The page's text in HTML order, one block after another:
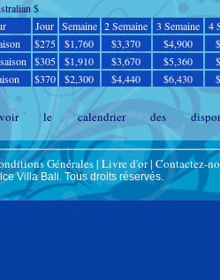
$
Jour Semaine 2 Semaine 3 Semaine
4
$275 $1,760 $3,370 $4,900
$305 $1,910 $3,670 $5,360
$370 $2,300 $4,440 $6,430
le calendrier des
seminyak-villa-rentals/
contacter :apopelin@gmail.com
(9 Janv - 15 avril; 1 octobre - 16 Dec)
(15 avr - 15 juillet ; 1 - 30 sept.)
Générales|Livre d'or| Contactez-
Villa Bali. Tous droits réservés.